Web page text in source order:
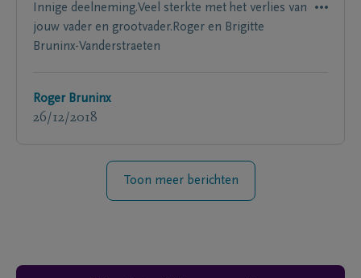
Innige deelneming.Veel sterkte met het verlies van
jouw vader en grootvader.Roger en Brigitte
Bruninx-Vanderstraeten
Roger Bruninx
26/12/2018
Toon meer berichten